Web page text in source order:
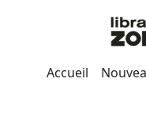
Accueil